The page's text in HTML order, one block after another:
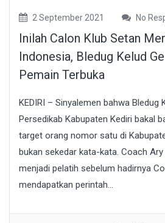
2 September 2021 No
Inilah Calon Klub Setan
Indonesia, Bledug Kelud
Pemain Terbuka
KEDIRI – Sinyalemen bahwa Bledug
Persedikab Kabupaten Kediri bakal
target orang nomor satu di
bukan sekedar kata-kata. Coach
menjadi pelatih sebelum hadirnya
mendapatkan perintah...